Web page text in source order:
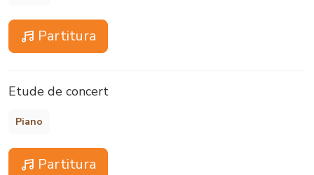
Partitura
Etude de concert
Piano
Partitura